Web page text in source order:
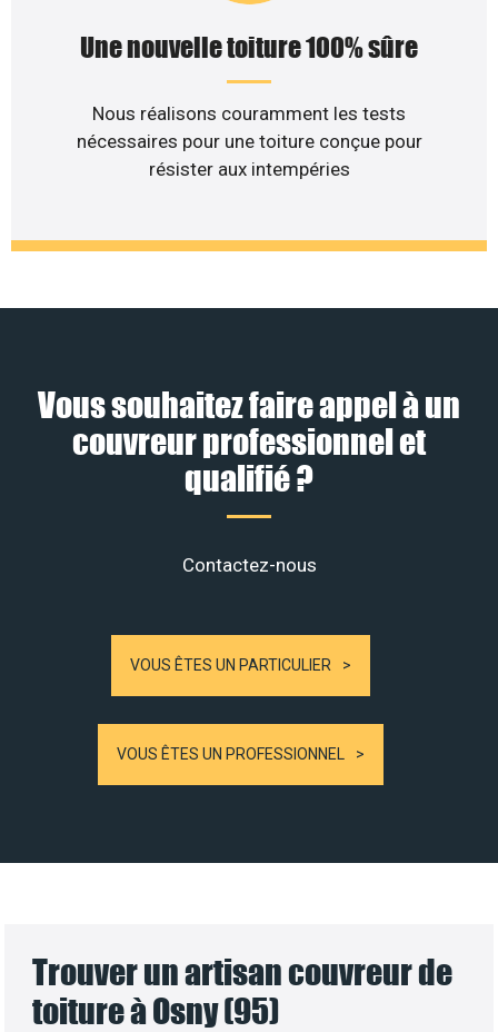
Une nouvelle toiture 100% sûre
Nous réalisons couramment les tests
nécessaires pour une toiture conçue pour
résister aux intempéries
Vous souhaitez faire appel à un
couvreur professionnel et
qualifié ?
Contactez-nous
VOUS ÊTES UN PARTICULIER
VOUS ÊTES UN PROFESSIONNEL
Trouver un artisan couvreur de
toiture à Osny (95)